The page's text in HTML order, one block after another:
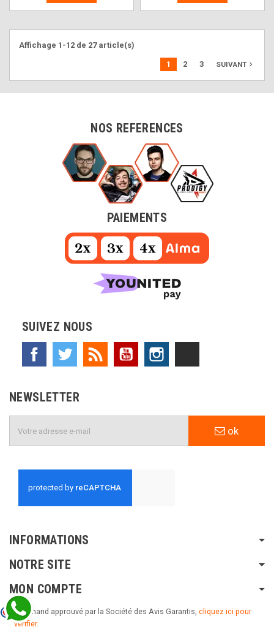
Affichage 1-12 de 27 article(s)
1 2 3 SUIVANTnavigate_next
NOS REFERENCES
PAIEMENTS
SUIVEZ NOUS
Facebook Twitter Rss YouTube
NEWSLETTER
ok
INFORMATIONS
NOTRE SITE
MON COMPTE
Marchand approuvé par la Société des Avis Garantis, cliquez ici pour
vérifier.